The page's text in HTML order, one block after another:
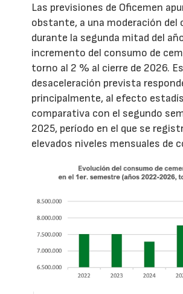
Las previsiones de Oficemen
obstante, a una moderación del
durante la segunda mitad del
incremento del consumo de
torno al 2 % al cierre de 2026.
desaceleración prevista
principalmente, al efecto
comparativa con el segundo
2025, período en el que se
elevados niveles mensuales de